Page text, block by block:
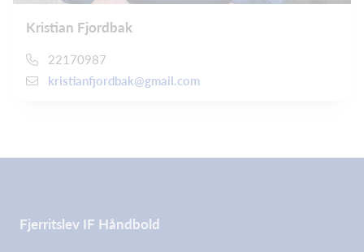
Kristian Fjordbak
22170987
kristianfjordbak@gmail.com
Fjerritslev IF Håndbold